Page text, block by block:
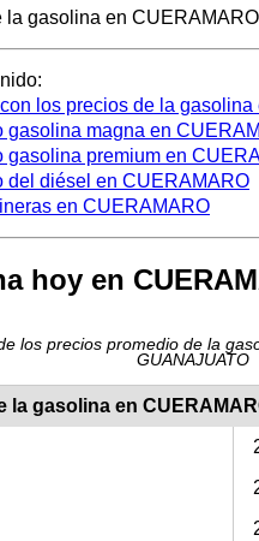
la gasolina en
los precios de la
gasolina magna en
gasolina premium en
del diésel en CUERAMARO
en CUERAMARO
hoy en
los precios promedio de la
GUANAJUATO
la gasolina en